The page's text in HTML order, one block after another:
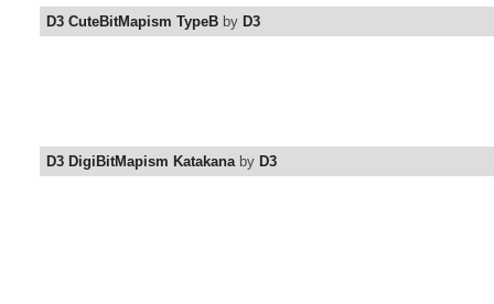
D3 CuteBitMapism TypeB by D3
D3 DigiBitMapism Katakanaby D3